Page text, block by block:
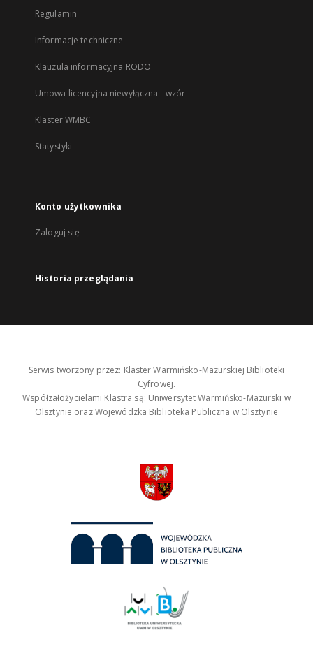
Regulamin
Informacje techniczne
Klauzula informacyjna RODO
Umowa licencyjna niewyłączna - wzór
Klaster WMBC
Statystyki
Konto użytkownika
Zaloguj się
Historia przeglądania
Serwis tworzony przez: Klaster Warmińsko-Mazurskiej Biblioteki
Cyfrowej.
Współzałożycielami Klastra są: Uniwersytet Warmińsko-Mazurski w
Olsztynie oraz Wojewódzka Biblioteka Publiczna w Olsztynie